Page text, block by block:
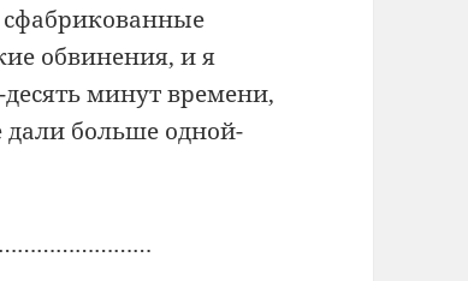
сфабрикованные
обвинения, и я
минут времени,
дали больше одной-